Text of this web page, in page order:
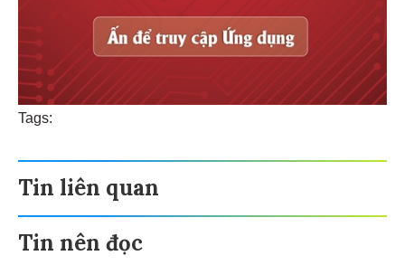
Tags:
Tin liên quan
Tin nên đọc